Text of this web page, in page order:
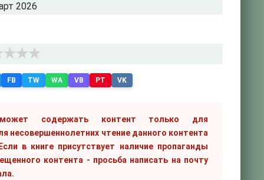
2026
FB TW WA VB PT VK
содержать контент только для
несовершеннолетних чтение данного контента
в книге присутствует наличие пропаганды
контента - просьба написать на почту